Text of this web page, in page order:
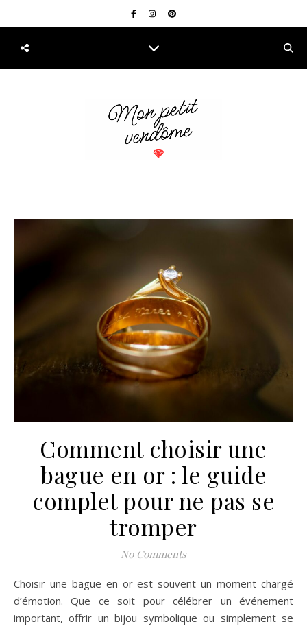
Comment choisir une
bague en or : le guide
complet pour ne pas se
tromper
No Comments
Choisir une bague en or est souvent un moment chargé
d’émotion. Que ce soit pour célébrer un événement
important, offrir un bijou symbolique ou simplement se